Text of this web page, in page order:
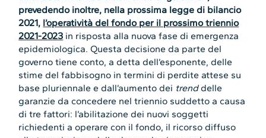
prevedendo inoltre, nella prossima legge di bilancio
2021, l’operatività del fondo per il prossimo triennio
2021-2023 in risposta alla nuova fase di emergenza
epidemiologica. Questa decisione da parte del
governo tiene conto, a detta dell’esponente, delle
stime del fabbisogno in termini di perdite attese su
base pluriennale e dall’aumento dei trenddelle
garanzie da concedere nel triennio suddetto a causa
di tre fattori: l’abilitazione dei nuovi soggetti
richiedenti a operare con il fondo, il ricorso diffuso